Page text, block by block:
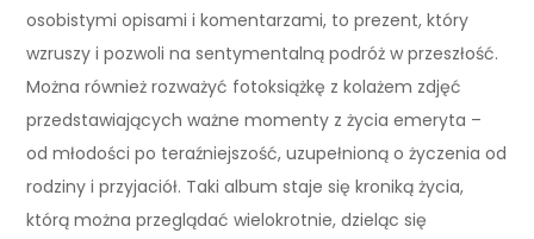
osobistymi opisami i komentarzami, to prezent, który
wzruszy i pozwoli na sentymentalną podróż w przeszłość.
Można również rozważyć fotoksiążkę z kolażem zdjęć
przedstawiających ważne momenty z życia emeryta –
od młodości po teraźniejszość, uzupełnioną o życzenia od
rodziny i przyjaciół. Taki album staje się kroniką życia,
którą można przeglądać wielokrotnie, dzieląc się